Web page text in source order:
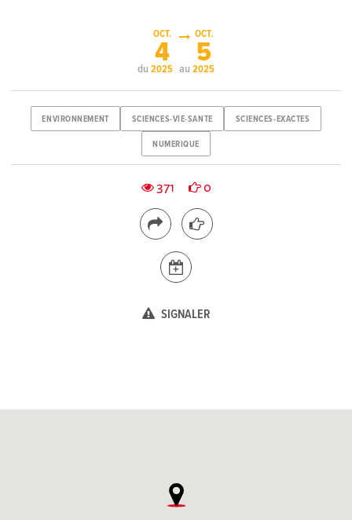
du
OCT.
4
2025 au
OCT.
5
2025
ENVIRONNEMENT SCIENCES-VIE-SANTE SCIENCES-EXACTES
NUMERIQUE
371 0
SIGNALER